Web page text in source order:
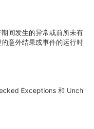
间发生的异常或前所未有
意外结果或事件的运行时
Exceptions 和 Unch